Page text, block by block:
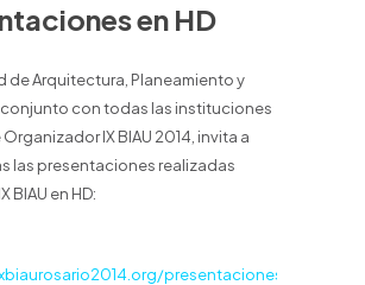
en HD
de Arquitectura, Planeamiento y
conjunto con todas las instituciones
IX BIAU 2014, invita a
las presentaciones realizadas
BIAU en HD:
presentaciones.php